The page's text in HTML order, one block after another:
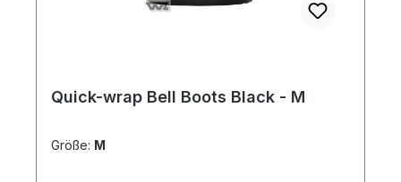
Quick-wrap Bell Boots Black - M
Größe: M